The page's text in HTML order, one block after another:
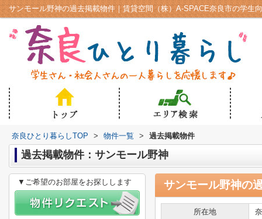
サンモール野神の過去掲載物件｜賃貸空間（株）A-SPACE奈良市の学生
奈良ひとり暮らしTOP > 物件一覧 > 過去掲載物件
過去掲載物件：サンモール野神
サンモール野神の
所在地
▼ご希望のお部屋をお探しします